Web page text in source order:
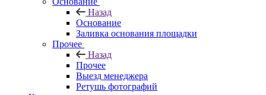
Назад
Основание
Заливка основания площадки
Прочее
Назад
Прочее
Выезд менеджера
Ретушь фотографий